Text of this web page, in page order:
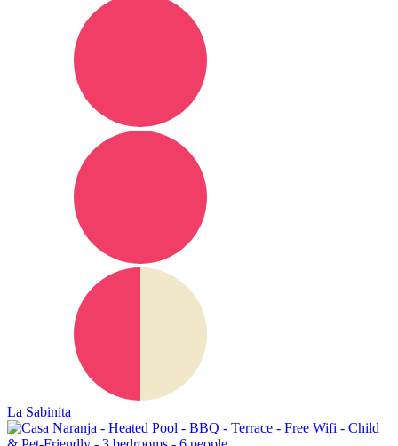
La Sabinita